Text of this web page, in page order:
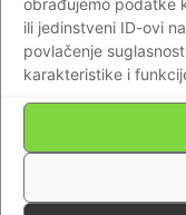
obrađujemo podatke
ili jedinstveni ID-ovi
povlačenje
karakteristike i
Impressum
©